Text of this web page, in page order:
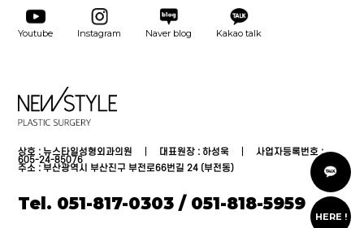
톡
상
온
인
HERE !
Youtube Instagram Naver blog Kakao talk
상호 : 뉴스타일성형외과의원 │ 대표원장 : 하성욱 │ 사업자등록번호 :
605-24-85076
주소 : 부산광역시 부산진구 부전로66번길 24 (부전동)
Tel. 051-817-0303 / 051-818-5959